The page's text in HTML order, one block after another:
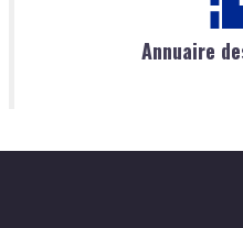
Annuaire